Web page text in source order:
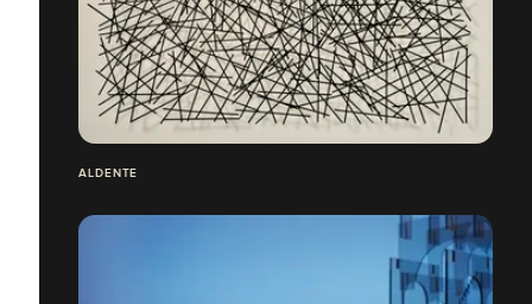
ALDENTE